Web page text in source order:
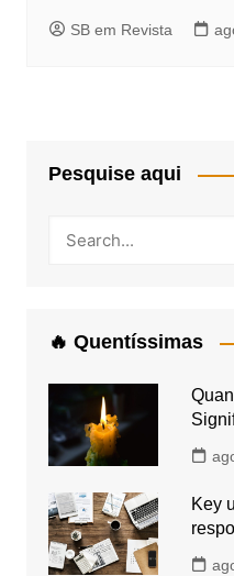
SB em Revista
Pesquise aqui
🔥 Quentíssimas
Key